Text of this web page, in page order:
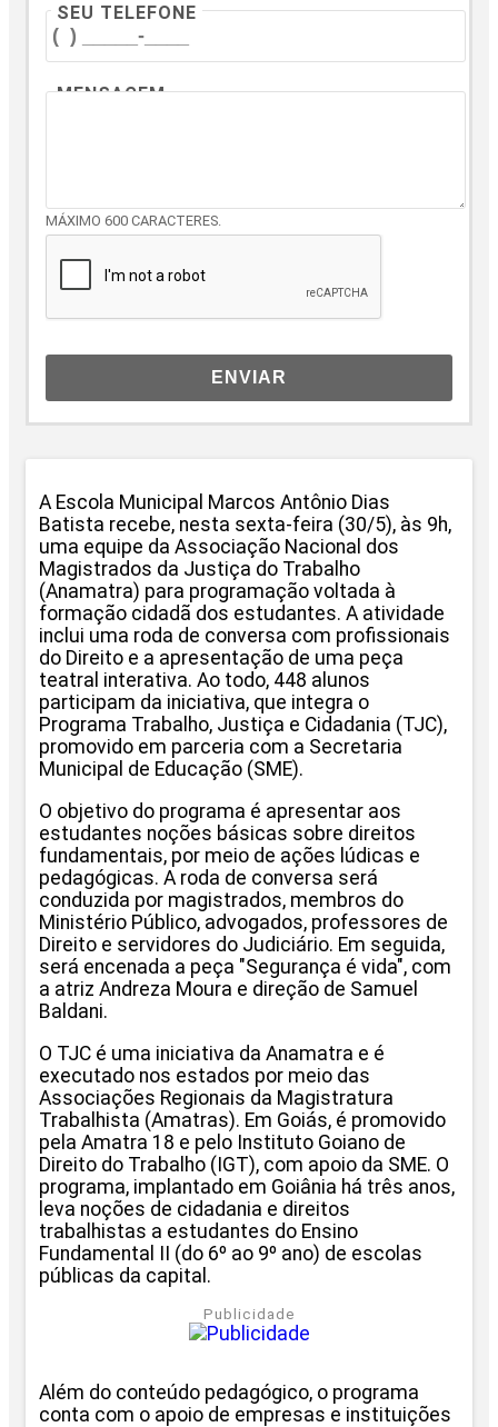
SEU TELEFONE
MENSAGEM
MÁXIMO 600 CARACTERES.
ENVIAR
A Escola Municipal Marcos Antônio Dias
Batista recebe, nesta sexta-feira (30/5), às 9h,
uma equipe da Associação Nacional dos
Magistrados da Justiça do Trabalho
(Anamatra) para programação voltada à
formação cidadã dos estudantes. A atividade
inclui uma roda de conversa com profissionais
do Direito e a apresentação de uma peça
teatral interativa. Ao todo, 448 alunos
participam da iniciativa, que integra o
Programa Trabalho, Justiça e Cidadania (TJC),
promovido em parceria com a Secretaria
Municipal de Educação (SME).
O objetivo do programa é apresentar aos
estudantes noções básicas sobre direitos
fundamentais, por meio de ações lúdicas e
pedagógicas. A roda de conversa será
conduzida por magistrados, membros do
Ministério Público, advogados, professores de
Direito e servidores do Judiciário. Em seguida,
será encenada a peça "Segurança é vida", com
a atriz Andreza Moura e direção de Samuel
Baldani.
O TJC é uma iniciativa da Anamatra e é
executado nos estados por meio das
Associações Regionais da Magistratura
Trabalhista (Amatras). Em Goiás, é promovido
pela Amatra 18 e pelo Instituto Goiano de
Direito do Trabalho (IGT), com apoio da SME. O
programa, implantado em Goiânia há três anos,
leva noções de cidadania e direitos
trabalhistas a estudantes do Ensino
Fundamental II (do 6º ao 9º ano) de escolas
públicas da capital.
Publicidade
Além do conteúdo pedagógico, o programa
conta com o apoio de empresas e instituições